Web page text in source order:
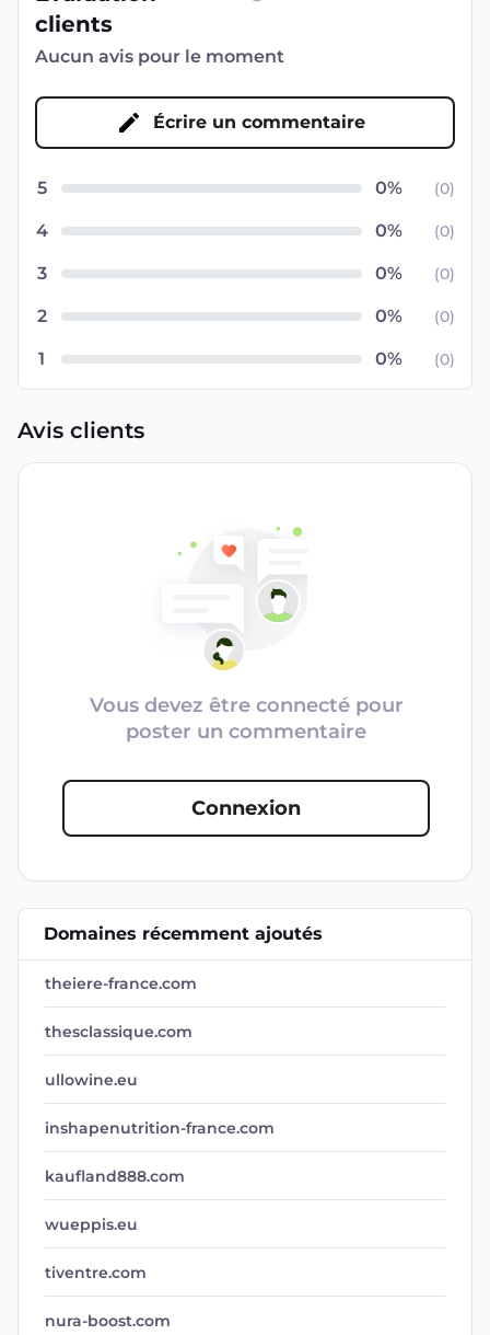
clients
Aucun avis pour le moment
Écrire un commentaire
5 (0)
4 (0)
3 (0)
2 (0)
1 (0)
Avis clients
Vous devez être connecté pour
poster un commentaire
Connexion
Domaines récemment ajoutés
theiere-france.com
thesclassique.com
ullowine.eu
inshapenutrition-france.com
kaufland888.com
wueppis.eu
tiventre.com
nura-boost.com